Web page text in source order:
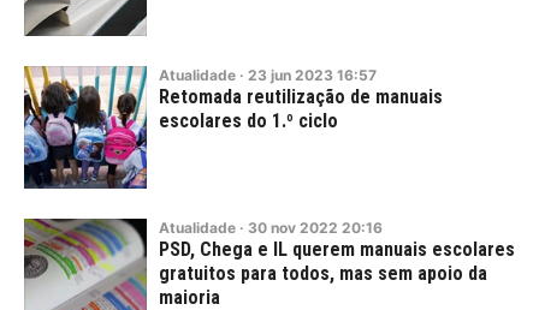
Atualidade · 23 jun 2023 16:57
Retomada reutilização de manuais
escolares do 1.º ciclo
Atualidade · 30 nov 2022 20:16
PSD, Chega e IL querem manuais escolares
gratuitos para todos, mas sem apoio da
maioria